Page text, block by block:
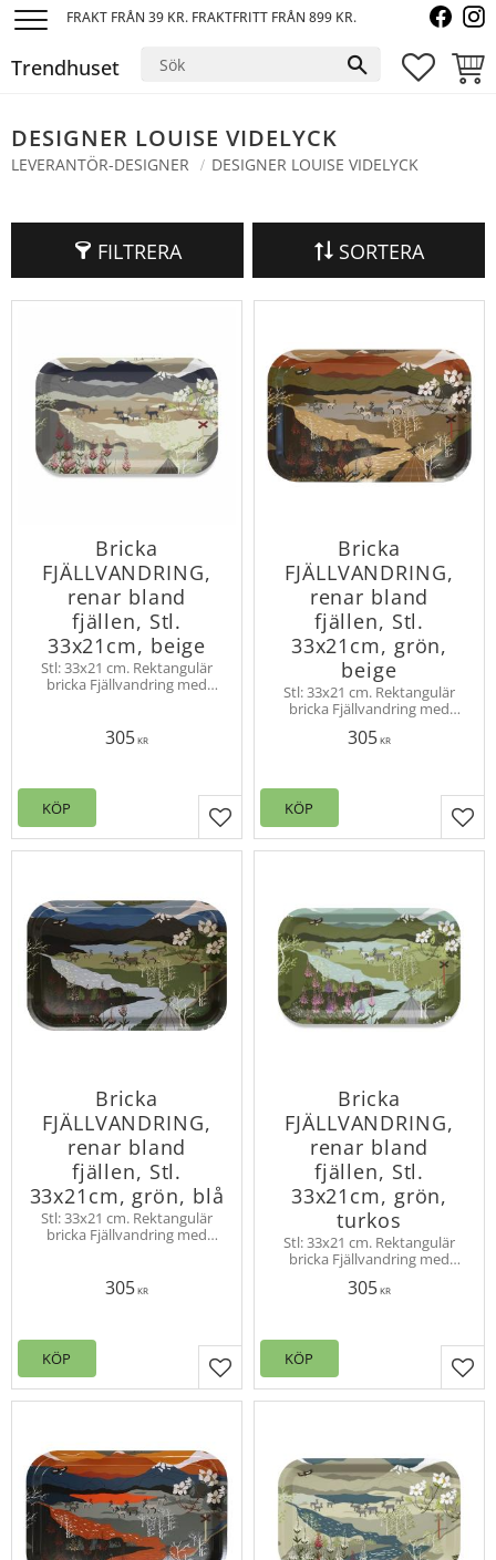
FRAKT FRÅN 39 KR. FRAKTFRITT FRÅN 899 KR.
Trendhuset
DESIGNER LOUISE VIDELYCK
LEVERANTÖR-DESIGNER DESIGNER LOUISE VIDELYCK
FILTRERA SORTERA
Bricka
FJÄLLVANDRING,
renar bland
fjällen, Stl.
33x21cm, beige
Stl: 33x21 cm. Rektangulär
bricka Fjällvandring med
Skandinavisk björkfanér
305KR
Lägg till i favoriter
KÖP
Bricka
FJÄLLVANDRING,
renar bland
fjällen, Stl.
33x21cm, grön,
beige
Stl: 33x21 cm. Rektangulär
bricka Fjällvandring med
norrländska fjällen.
305KR
KÖP
Bricka
FJÄLLVANDRING,
renar bland
fjällen, Stl.
33x21cm, grön, blå
Stl: 33x21 cm. Rektangulär
bricka Fjällvandring med
Skandinavisk björkfanér
305KR
Lägg till i favoriter
KÖP
Bricka
FJÄLLVANDRING,
renar bland
fjällen, Stl.
33x21cm, grön,
turkos
Stl: 33x21 cm. Rektangulär
bricka Fjällvandring med
norrländska fjällen.
305KR
KÖP